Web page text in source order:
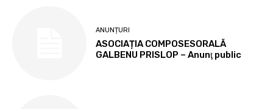
ANUNȚURI
ASOCIAȚIA COMPOSESORALĂ
GALBENU PRISLOP – Anunţ public